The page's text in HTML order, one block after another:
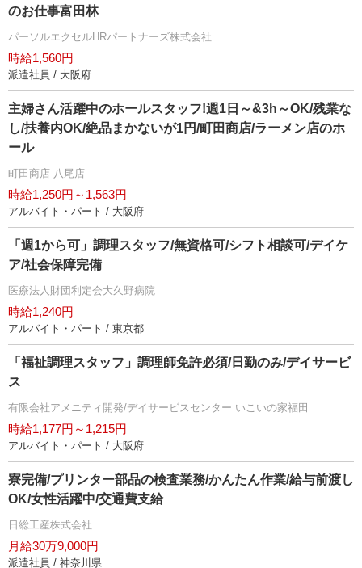
のお仕事富田林
パーソルエクセルHRパートナーズ株式会社
時給1,560円
派遣社員 / 大阪府
主婦さん活躍中のホールスタッフ!週1日～&3h～OK/残業な
し/扶養内OK/絶品まかないが1円/町田商店/ラーメン店のホ
ール
町田商店 八尾店
時給1,250円～1,563円
アルバイト・パート / 大阪府
「週1から可」調理スタッフ/無資格可/シフト相談可/デイケ
ア/社会保障完備
医療法人財団利定会大久野病院
時給1,240円
アルバイト・パート / 東京都
「福祉調理スタッフ」調理師免許必須/日勤のみ/デイサービ
ス
有限会社アメニティ開発/デイサービスセンター いこいの家福田
時給1,177円～1,215円
アルバイト・パート / 大阪府
寮完備/プリンター部品の検査業務/かんたん作業/給与前渡し
OK/女性活躍中/交通費支給
日総工産株式会社
月給30万9,000円
派遣社員 / 神奈川県